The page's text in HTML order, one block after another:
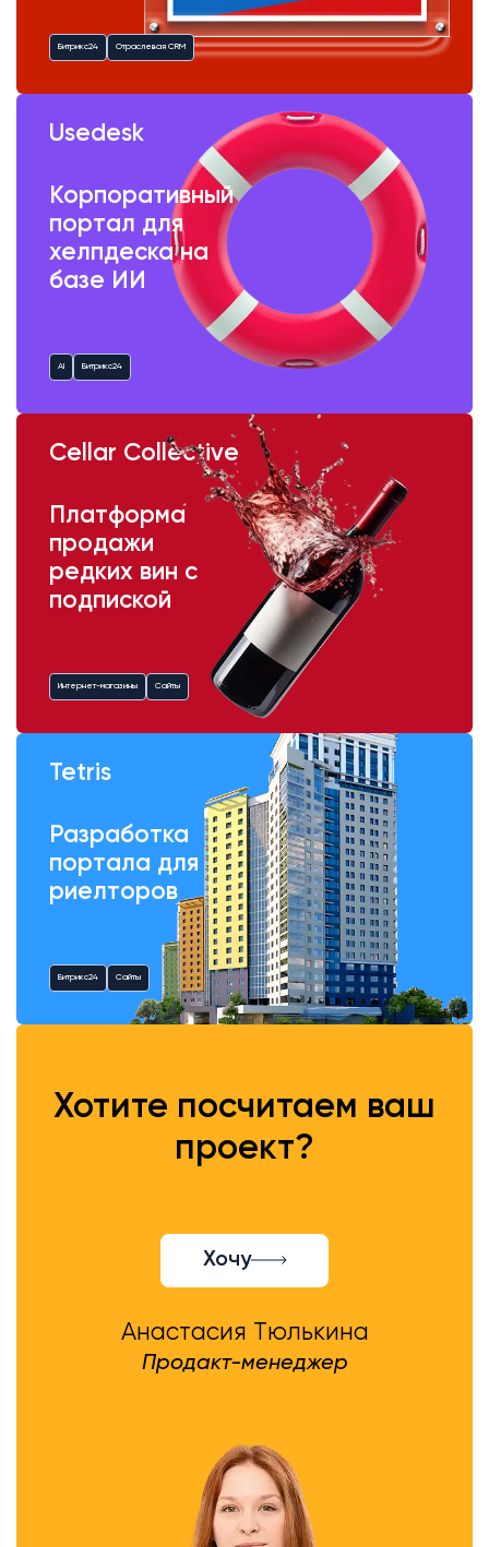
Битрикс24 Отраслевая CRM
Usedesk
Корпоративный
портал для
хелпдеска на
базе ИИ
AI Битрикс24
Cellar Collective
Платформа
продажи
редких вин с
подпиской
Интернет-магазины Сайты
Tetris
Разработка
портала для
риелторов
Битрикс24 Сайты
Хотите посчитаем ваш
проект?
Хочу
Анастасия Тюлькина
Продакт-менеджер